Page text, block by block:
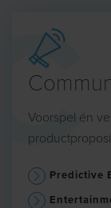
Voorspel én
Predictive